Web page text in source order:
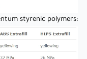
to achieve the best
:Comparison of fillamentum styrenic polymers